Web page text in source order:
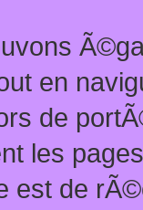
en
de
les
est de